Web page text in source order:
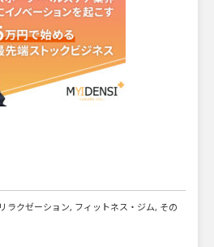
ラクゼーション, フィットネス・ジム, その